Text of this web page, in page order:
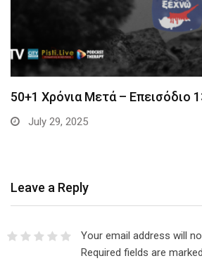
50+1 Χρόνια Μετά – Επεισόδιο
July 29, 2025
Leave a Reply
Your email address will
Required fields are marked